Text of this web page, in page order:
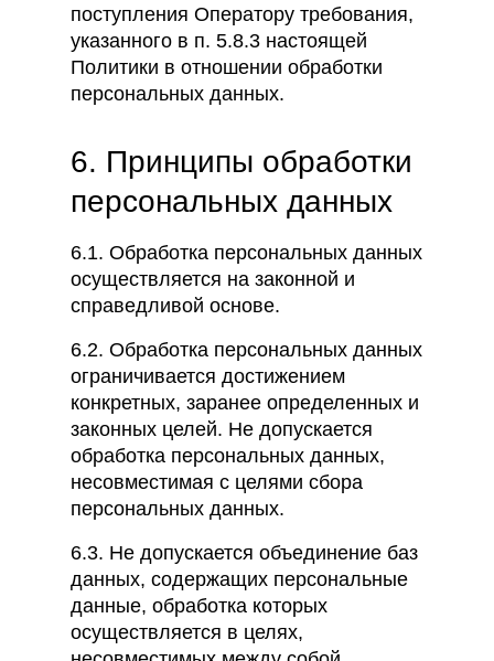
поступления Оператору требования,
указанного в п. 5.8.3 настоящей
Политики в отношении обработки
персональных данных.
6. Принципы обработки
персональных данных
6.1. Обработка персональных данных
осуществляется на законной и
справедливой основе.
6.2. Обработка персональных данных
ограничивается достижением
конкретных, заранее определенных и
законных целей. Не допускается
обработка персональных данных,
несовместимая с целями сбора
персональных данных.
6.3. Не допускается объединение баз
данных, содержащих персональные
данные, обработка которых
осуществляется в целях,